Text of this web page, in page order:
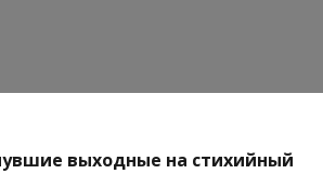
выходные на стихийный